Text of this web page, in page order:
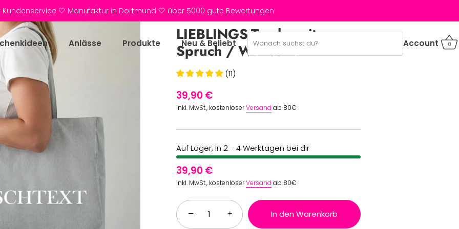
Kundenservice 🤍 Manufaktur in Dortmund 🤍 über 5000 gute Bewertungen
Anlässe Produkte Neu & Beliebt Account 0
LIEBLINGS-Tasche mit
Spruch / Wunschtext
(11)
39,90 €
inkl. MwSt., kostenloserVersand ab 80€
Auf Lager, in 2 - 4 Werktagen bei dir
39,90 €
inkl. MwSt., kostenloserVersand ab 80€
− + In den Warenkorb